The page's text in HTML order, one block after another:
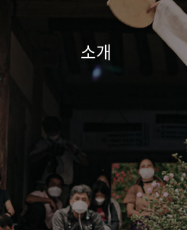
소개